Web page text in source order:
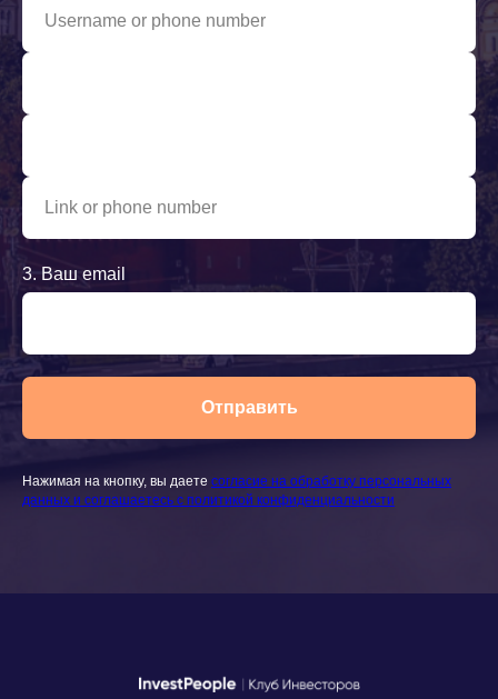
3. Ваш email
Отправить
Нажимая на кнопку, вы даете согласие на обработку персональных
данных и соглашаетесь c политикой конфиденциальности